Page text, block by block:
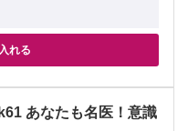
れる
あなたも名医！意識